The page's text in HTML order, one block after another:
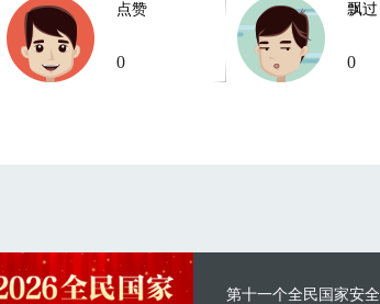
点赞
0
飘过
0
第十一个全民国家安全